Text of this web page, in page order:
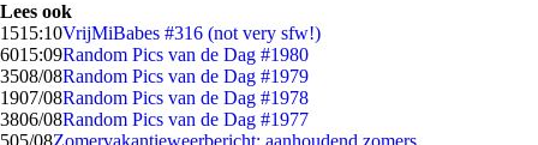
Lees ook
1515:10VrijMiBabes #316 (not very sfw!)
6015:09Random Pics van de Dag #1980
3508/08Random Pics van de Dag #1979
1907/08Random Pics van de Dag #1978
3806/08Random Pics van de Dag #1977
505/08Zomervakantieweerbericht: aanhoudend zomers